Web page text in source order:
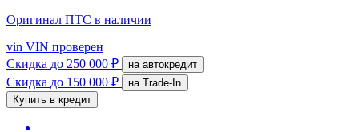
Оригинал ПТС в наличии
vin VIN проверен
Скидка до 250 000 ₽ на автокредит
Скидка до 150 000 ₽
на Trade-In
Купить в кредит